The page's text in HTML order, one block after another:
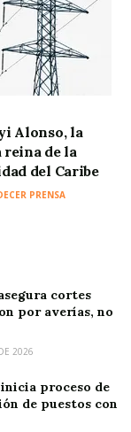
Alonso, la
reina de la
del Caribe
PRENSA
cortes
por averías, no
2026
proceso de
de puestos con